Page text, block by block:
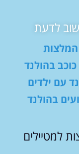
לדעת
המלצות
כוכב בהולנד
עם ילדים
בהולנד
למטיילים